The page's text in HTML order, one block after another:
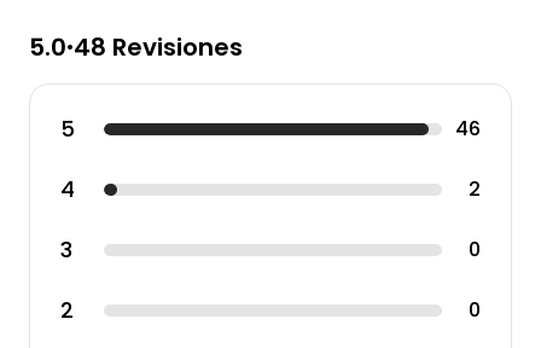
5.0•48 Revisiones
5 46
4 2
3 0
2 0